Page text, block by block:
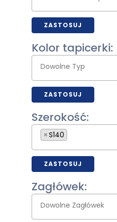
ZASTOSUJ
Kolor tapicerki:
ZASTOSUJ
Szerokość:
×S140
ZASTOSUJ
Zagłówek: